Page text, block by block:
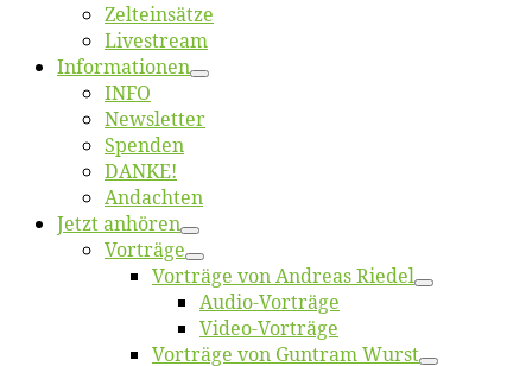
Zelt­ein­sät­ze
Live­stream
Informatio­nen
INFO
News­let­ter
Spen­den
DANKE!
An­dach­ten
Jetzt an­hö­ren
Vor­trä­ge
Vor­trä­ge von An­dre­as Riedel
Au­dio-Vor­trä­ge
Vi­deo-Vor­trä­ge
Vor­trä­ge von Gun­tram Wurst